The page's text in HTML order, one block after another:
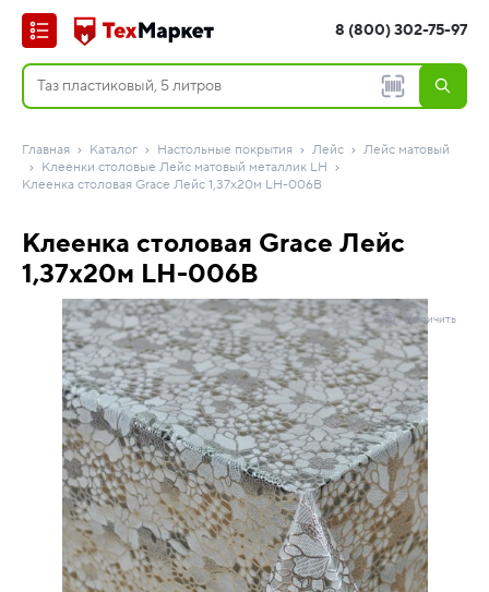
8 (800) 302-75-97
Главная Каталог Настольные покрытия Лейс
Лейс матовый
Клеенки столовые Лейс матовый металлик LH
Клеенка столовая Grace Лейс 1,37х20м LH-006B
Клеенка столовая Grace Лейс
1,37х20м LH-006B
Увеличить